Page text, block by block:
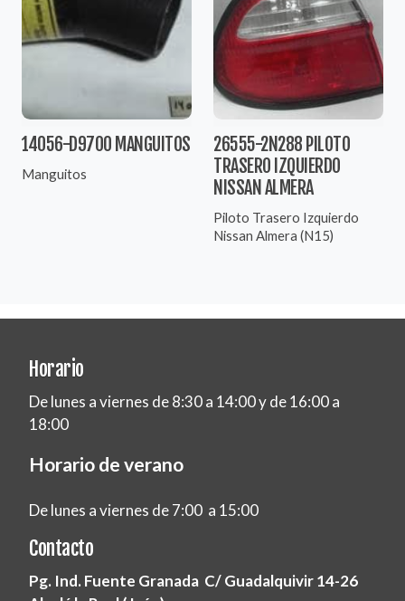
14056-D9700 MANGUITOS
Manguitos
26555-2N288 PILOTO
TRASERO IZQUIERDO
NISSAN ALMERA
Piloto Trasero Izquierdo
Nissan Almera (N15)
Horario
De lunes a viernes de 8:30 a 14:00 y de 16:00 a
18:00
Horario de verano
De lunes a viernes de 7:00 a 15:00
Contacto
Pg. Ind. Fuente Granada C/ Guadalquivir 14-26